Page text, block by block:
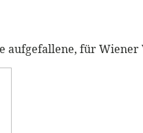
aufgefallene, für